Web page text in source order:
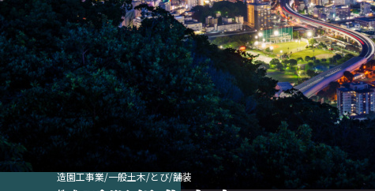
造園工事業/一般土木/とび/舗装